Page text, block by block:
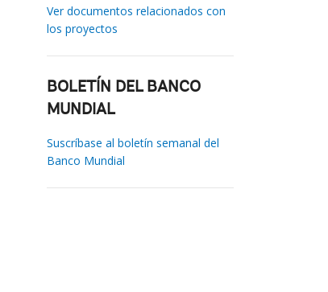
Ver documentos relacionados con
los proyectos
BOLETÍN DEL BANCO
MUNDIAL
Suscríbase al boletín semanal del
Banco Mundial